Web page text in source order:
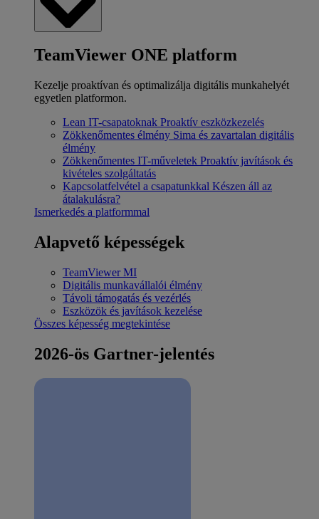
TeamViewer ONE platform
Kezelje proaktívan és optimalizálja digitális munkahelyét
egyetlen platformon.
Lean IT-csapatoknak Proaktív eszközkezelés
Zökkenőmentes élmény Sima és zavartalan digitális
élmény
Zökkenőmentes IT-műveletek Proaktív javítások és
kivételes szolgáltatás
Kapcsolatfelvétel a csapatunkkal Készen áll az
átalakulásra?
Ismerkedés a platformmal
Alapvető képességek
TeamViewer MI
Digitális munkavállalói élmény
Távoli támogatás és vezérlés
Eszközök és javítások kezelése
Összes képesség megtekintése
2026-ös Gartner-jelentés